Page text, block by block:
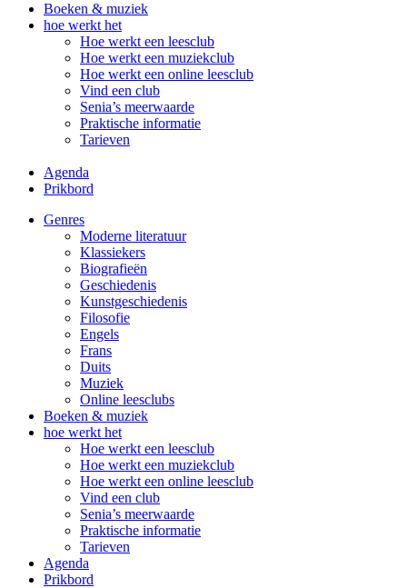
Boeken & muziek
hoe werkt het
Hoe werkt een leesclub
Hoe werkt een muziekclub
Hoe werkt een online leesclub
Vind een club
Senia’s meerwaarde
Praktische informatie
Tarieven
Agenda
Prikbord
Genres
Moderne literatuur
Klassiekers
Biografieën
Geschiedenis
Kunst­geschiedenis
Filosofie
Engels
Frans
Duits
Muziek
Online leesclubs
Boeken & muziek
hoe werkt het
Hoe werkt een leesclub
Hoe werkt een muziekclub
Hoe werkt een online leesclub
Vind een club
Senia’s meerwaarde
Praktische informatie
Tarieven
Agenda
Prikbord